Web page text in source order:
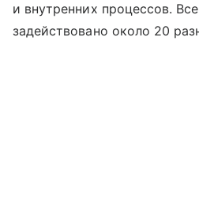
и внутренних процессов.
задействовано около 20